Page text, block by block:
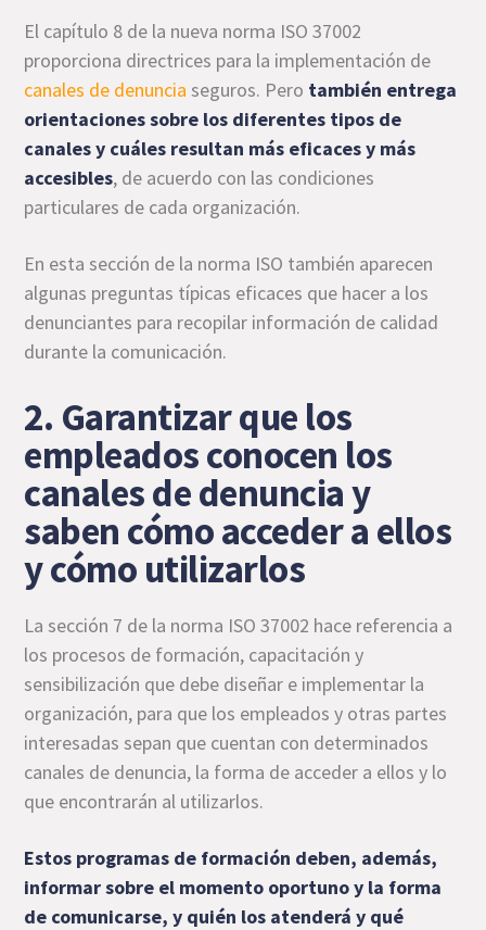
El capítulo 8 de la nueva norma ISO 37002
proporciona directrices para la implementación de
canales de denuncia seguros. Pero también entrega
orientaciones sobre los diferentes tipos de
canales y cuáles resultan más eficaces y más
accesibles, de acuerdo con las condiciones
particulares de cada organización.
En esta sección de la norma ISO también aparecen
algunas preguntas típicas eficaces que hacer a los
denunciantes para recopilar información de calidad
durante la comunicación.
2. Garantizar que los
empleados conocen los
canales de denuncia y
saben cómo acceder a ellos
y cómo utilizarlos
La sección 7 de la norma ISO 37002 hace referencia a
los procesos de formación, capacitación y
sensibilización que debe diseñar e implementar la
organización, para que los empleados y otras partes
interesadas sepan que cuentan con determinados
canales de denuncia, la forma de acceder a ellos y lo
que encontrarán al utilizarlos.
Estos programas de formación deben, además,
informar sobre el momento oportuno y la forma
de comunicarse, y quién los atenderá y qué